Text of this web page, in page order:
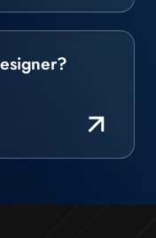
erfüllt.